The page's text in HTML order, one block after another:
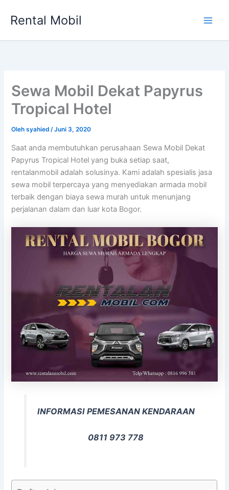
Rental Mobil
Sewa Mobil Dekat Papyrus
Tropical Hotel
Olehsyahied/Juni 3, 2020
Saat anda membutuhkan perusahaan Sewa Mobil Dekat
Papyrus Tropical Hotel yang buka setiap saat,
rentalanmobil adalah solusinya. Kami adalah spesialis jasa
sewa mobil terpercaya yang menyediakan armada mobil
terbaik dengan biaya sewa murah untuk menunjang
perjalanan dalam dan luar kota Bogor.
INFORMASI PEMESANAN KENDARAAN
0811 973 778